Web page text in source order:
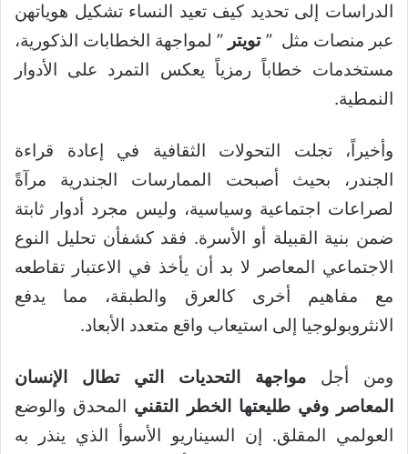
الدراسات إلى تحديد كيف تعيد النساء تشكيل هوياتهن
عبر منصات مثل ”تويتر ” لمواجهة الخطابات الذكورية،
مستخدمات خطاباً رمزياً يعكس التمرد على الأدوار
النمطية.
وأخيراً، تجلت التحولات الثقافية في إعادة قراءة
الجندر، بحيث أصبحت الممارسات الجندرية مرآةً
لصراعات اجتماعية وسياسية، وليس مجرد أدوار ثابتة
ضمن بنية القبيلة أو الأسرة. فقد كشفأن تحليل النوع
الاجتماعي المعاصر لا بد أن يأخذ في الاعتبار تقاطعه
مع مفاهيم أخرى كالعرق والطبقة، مما يدفع
الانثروبولوجيا إلى استيعاب واقع متعدد الأبعاد.
ومن أجل مواجهة التحديات التي تطال الإنسان
المعاصر وفي طليعتها الخطر التقني المحدق والوضع
العولمي المقلق. إن السيناريو الأسوأ الذي ينذر به